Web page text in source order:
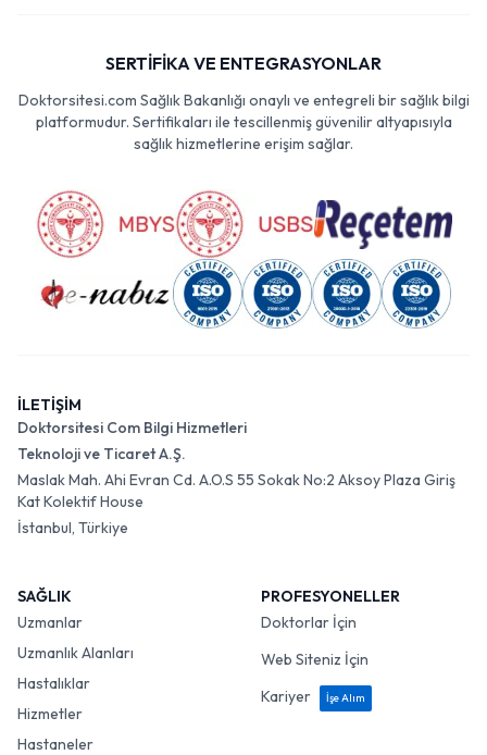
SERTİFİKA VE ENTEGRASYONLAR
Doktorsitesi.com Sağlık Bakanlığı onaylı ve entegreli bir sağlık bilgi
platformudur. Sertifikaları ile tescillenmiş güvenilir altyapısıyla
sağlık hizmetlerine erişim sağlar.
İLETİŞİM
Doktorsitesi Com Bilgi Hizmetleri
Teknoloji ve Ticaret A.Ş.
Maslak Mah. Ahi Evran Cd. A.O.S 55 Sokak No:2 Aksoy Plaza Giriş
Kat Kolektif House
İstanbul, Türkiye
SAĞLIK
Uzmanlar
Uzmanlık Alanları
Hastalıklar
Hizmetler
Hastaneler
PROFESYONELLER
Doktorlar İçin
Web Siteniz İçin
Kariyer
İşe Alım